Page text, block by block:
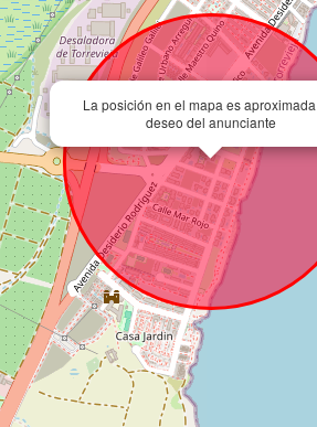
La posición en el mapa es
deseo del anunciante